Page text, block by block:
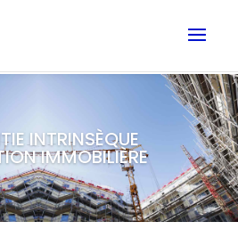
INTRINSÈQUE
IMMOBILIÈRE